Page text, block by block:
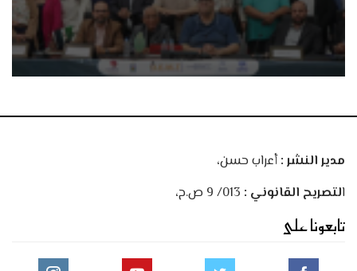
مدير النشر :أعراب حسن،
التصريح القانوني :
تابعونا على